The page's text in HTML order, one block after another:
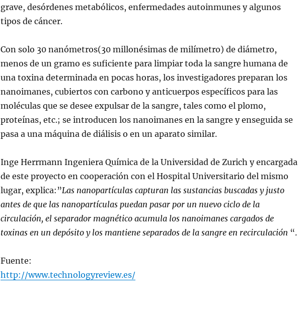
grave, desórdenes metabólicos, enfermedades autoinmunes y algunos
tipos de cáncer.
Con solo 30 nanómetros(30 millonésimas de milímetro) de diámetro,
menos de un gramo es suficiente para limpiar toda la sangre humana de
una toxina determinada en pocas horas, los investigadores preparan los
nanoimanes, cubiertos con carbono y anticuerpos específicos para las
moléculas que se desee expulsar de la sangre, tales como el plomo,
proteínas, etc.; se introducen los nanoimanes en la sangre y enseguida se
pasa a una máquina de diálisis o en un aparato similar.
Inge Herrmann Ingeniera Química de la Universidad de Zurich y encargada
de este proyecto en cooperación con el Hospital Universitario del mismo
lugar, explica:”Las nanopartículas capturan las sustancias buscadas y justo
antes de que las nanopartículas puedan pasar por un nuevo ciclo de la
circulación, el separador magnético acumula los nanoimanes cargados de
toxinas en un depósito y los mantiene separados de la sangre en recirculación “.
Fuente:
http://www.technologyreview.es/